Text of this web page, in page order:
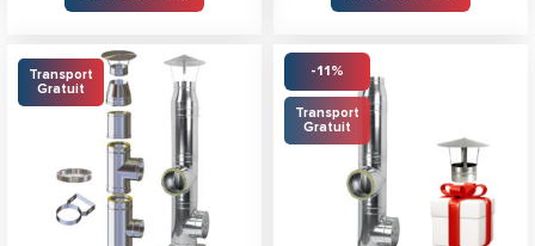
Transport
Gratuit
-11%
Transport
Gratuit